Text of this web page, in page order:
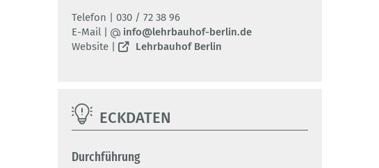
Telefon | 030 / 72 38 96
E-Mail |
info@lehrbauhof-berlin.de
Website |
Lehrbauhof Berlin
ECKDATEN
Durchführung